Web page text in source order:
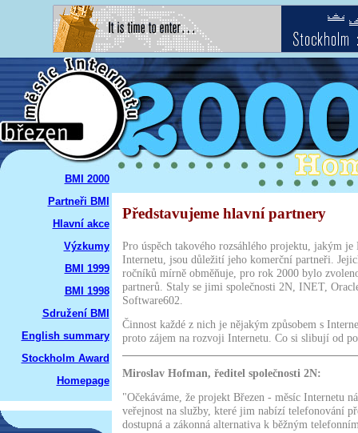
BMI 2000
Partneři BMI
Hlavní akce
Výzkumy
BMI 1999
BMI 1998
Sdružení BMI
English summary
Stockholm Award
Homepage
Představujeme hlavní partnery
Pro úspěch takového rozsáhlého projektu, jakým je
Internetu, jsou důležití jeho komerční partneři.
ročníků mírně obměňuje, pro rok 2000 bylo
partnerů. Staly se jimi společnosti 2N, INET,
Software602.
Činnost každé z nich je nějakým způsobem s
proto zájem na rozvoji Internetu. Co si slibují od
Miroslav Hofman, ředitel společnosti 2N:
"Očekáváme, že projekt Březen - měsíc Internetu
veřejnost na služby, které jim nabízí telefonování
dostupná a zákonná alternativa k běžným